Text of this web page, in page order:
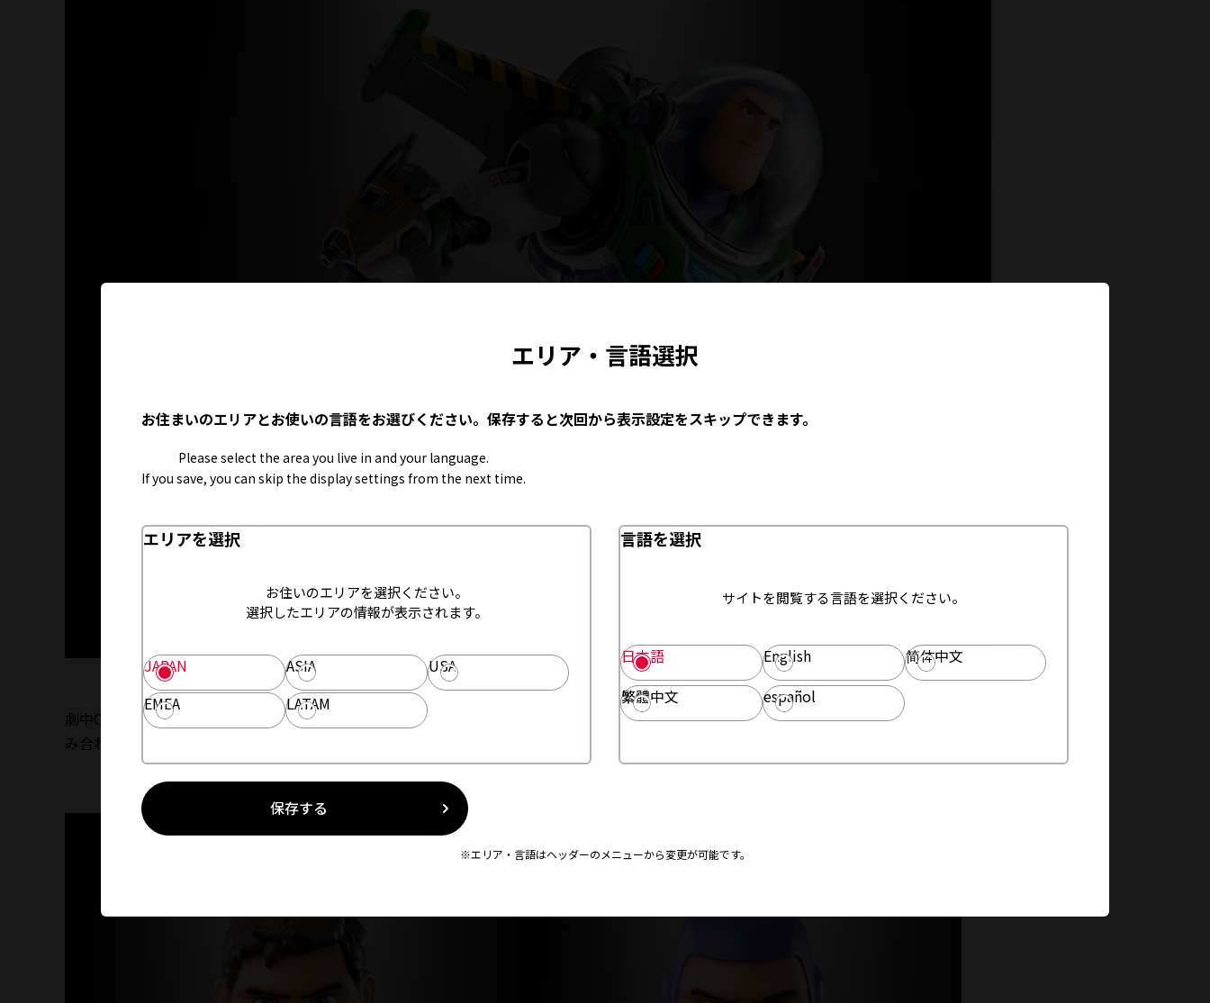
劇中CGをベースとした決定版の造形で「バズ・ライトイヤー」が登場。付属のジョイントパーツと「魂STAGE ACT HUMANOID(別売り)」を組
み合わせ、ジェットパックでの飛行シーンを再現可能。
エリア・言語選択
お住まいのエリアとお使いの言語をお選びください。保存すると次回から表示設定をスキップできます。
Please select the area you live in and your language.
If you save, you can skip the display settings from the next time.
エリアを選択
お住いのエリアを選択ください。
選択したエリアの情報が表示されます。
JAPAN ASIA
USA
EMEA
LATAM
言語を選択
サイトを閲覧する言語を選択ください。
日本語 English
简体中文
繁體中文
español
保存する
※エリア・言語はヘッダーのメニューから変更が可能です。